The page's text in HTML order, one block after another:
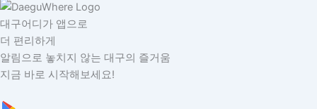
대구어디가 앱으로
더 편리하게
알림으로 놓치지 않는 대구의 즐거움
지금 바로 시작해보세요!